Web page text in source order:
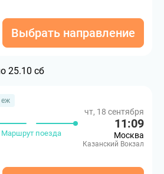
Выбрать направление
25.10 сб
еж
Маршрут поезда
чт, 18 сентября
11:09
Москва
Казанский Вокзал